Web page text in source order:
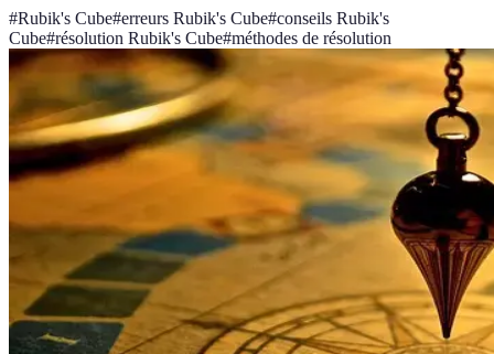
#Rubik's Cube#erreurs Rubik's Cube#conseils Rubik's
Cube#résolution Rubik's Cube#méthodes de résolution